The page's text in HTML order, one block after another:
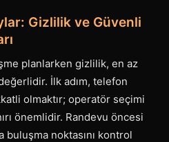
Gizlilik ve Güvenli
planlarken gizlilik, en az
İlk adım, telefon
olmaktır; operatör seçimi
önemlidir. Randevu öncesi
buluşma noktasını kontrol